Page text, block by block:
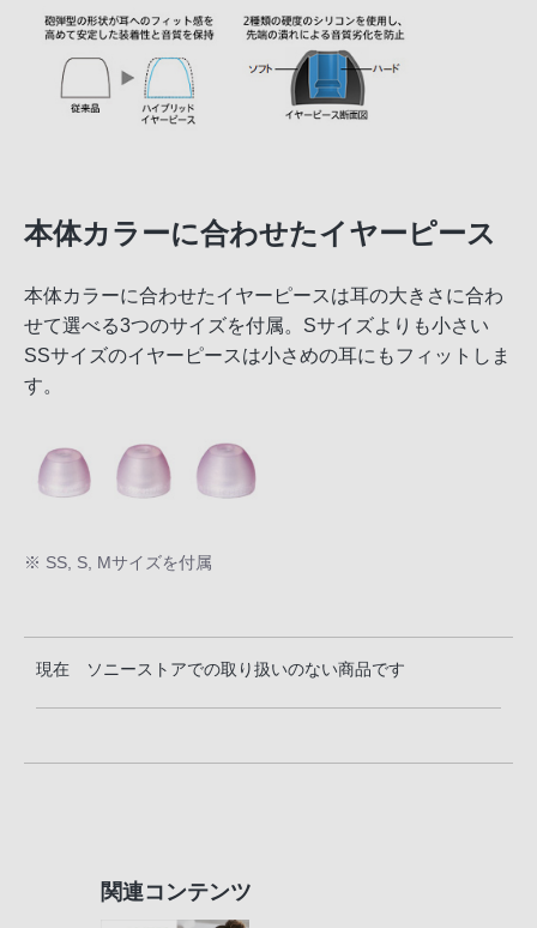
本体カラーに合わせたイヤーピース
本体カラーに合わせたイヤーピースは耳の大きさに合わ
せて選べる3つのサイズを付属。Sサイズよりも小さい
SSサイズのイヤーピースは小さめの耳にもフィットしま
す。
※ SS, S, Mサイズを付属
現在 ソニーストアでの取り扱いのない商品です
関連コンテンツ